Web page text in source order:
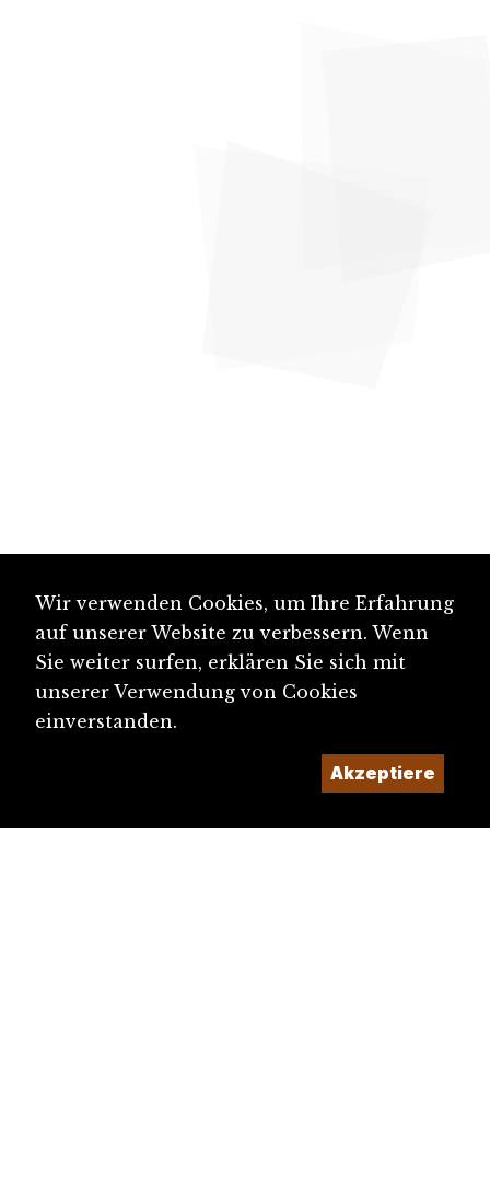
Wir verwenden Cookies, um Ihre Erfahrung
auf unserer Website zu verbessern. Wenn
Sie weiter surfen, erklären Sie sich mit
unserer Verwendung von Cookies
einverstanden.
Akzeptiere